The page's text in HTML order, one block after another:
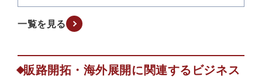
一覧を見る
販路開拓・海外展開に関連するビジネス